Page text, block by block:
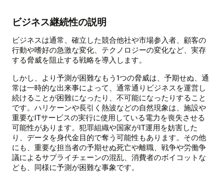
ビジネス継続性の説明
ビジネスは通常、確立した競合他社や市場参入者、顧客の
行動や嗜好の急激な変化、テクノロジーの変化など、実存
する脅威を阻止する戦略を導入します。
しかし、より予測が困難なもう1つの脅威は、予期せぬ、通
常は一時的な出来事によって、通常通りビジネスを運営し
続けることが困難になったり、不可能になったりすること
です。ハリケーンや長引く熱波などの自然現象は、施設や
重要なITサービスの実行に使用している電力を喪失させる
可能性があります。犯罪組織や国家がIT運用を妨害した
り、データを身代金目的で奪う可能性もあります。その他
にも、重要な担当者の予期せぬ死亡や離職、戦争や労働争
議によるサプライチェーンの混乱、消費者のボイコットな
ども、同様に予測が困難な事象です。